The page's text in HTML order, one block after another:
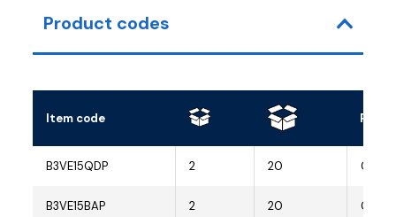
Product codes
Item code
B3VE15QDP 2 20 G 1/2
B3VE15BAP 2 20 G 1/2